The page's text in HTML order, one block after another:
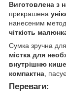
Виготовлена з
прикрашена
нанесеним
чіткість
Сумка зручна
містка для
внутрішню
компактна,
Переваги: